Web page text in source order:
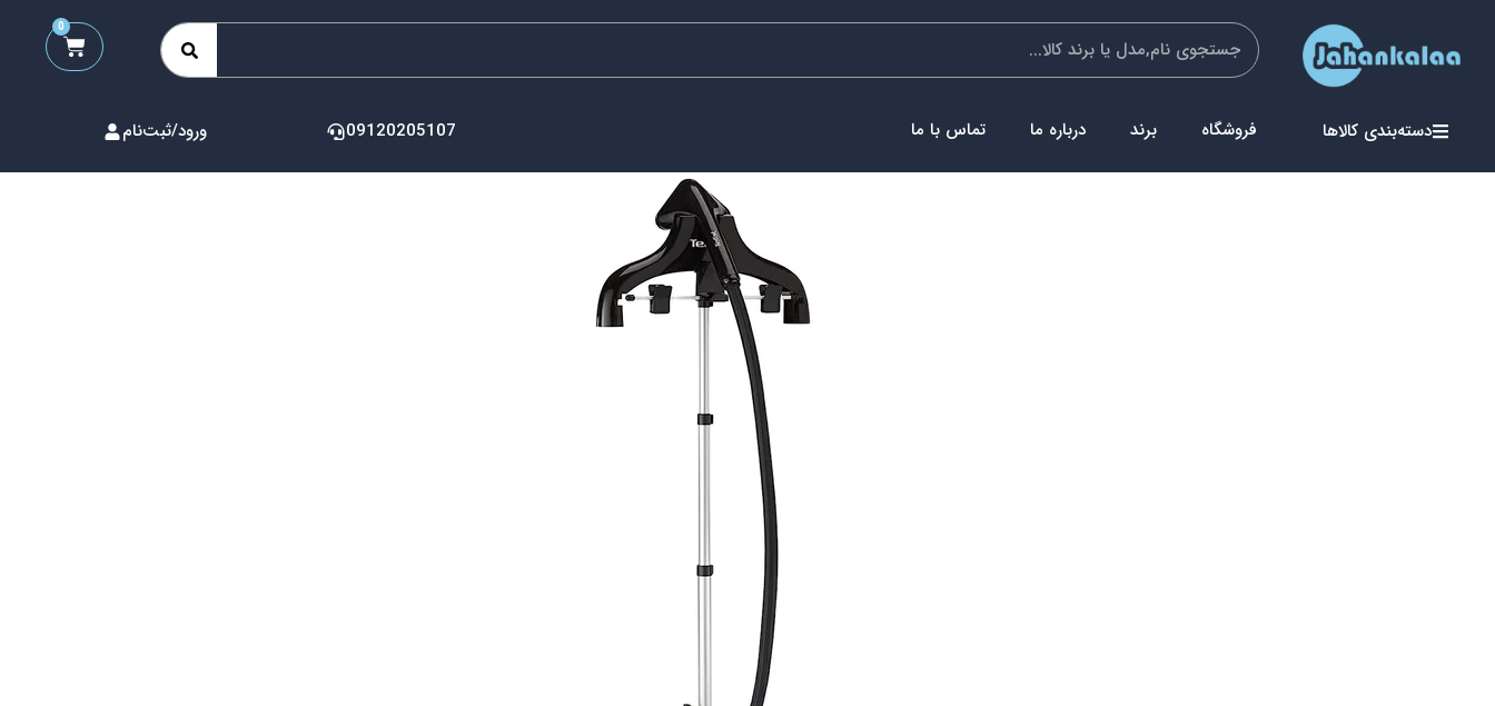
0
دسته‌بندی کالاها فروشگاه برند درباره ما تماس با ما 09120205107 ورود/ثبت‌نام